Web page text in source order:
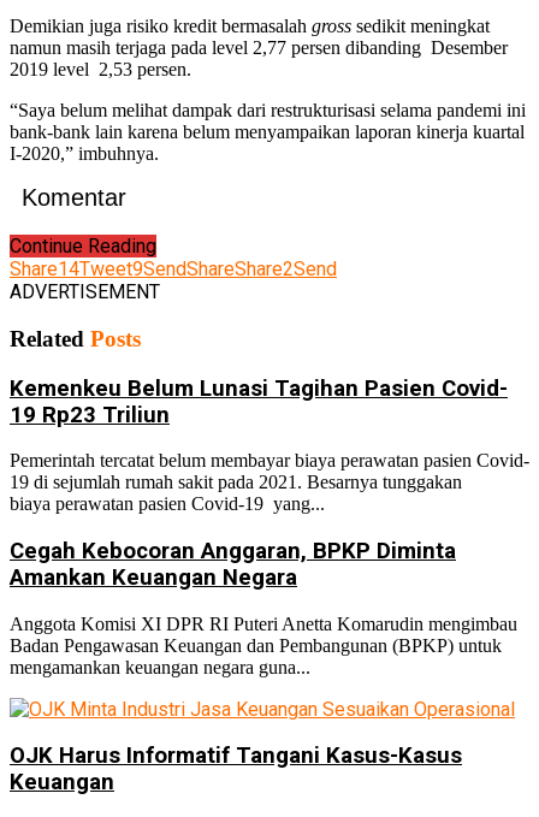
Demikian juga risiko kredit bermasalah gross sedikit meningkat
namun masih terjaga pada level 2,77 persen dibanding Desember
2019 level 2,53 persen.
“Saya belum melihat dampak dari restrukturisasi selama pandemi ini
bank-bank lain karena belum menyampaikan laporan kinerja kuartal
I-2020,” imbuhnya.
Komentar
Continue Reading
Share14Tweet9SendShareShare2Send
ADVERTISEMENT
Related Posts
Kemenkeu Belum Lunasi Tagihan Pasien Covid-
19 Rp23 Triliun
Pemerintah tercatat belum membayar biaya perawatan pasien Covid-
19 di sejumlah rumah sakit pada 2021. Besarnya tunggakan
biaya perawatan pasien Covid-19 yang...
Cegah Kebocoran Anggaran, BPKP Diminta
Amankan Keuangan Negara
Anggota Komisi XI DPR RI Puteri Anetta Komarudin mengimbau
Badan Pengawasan Keuangan dan Pembangunan (BPKP) untuk
mengamankan keuangan negara guna...
OJK Harus Informatif Tangani Kasus-Kasus
Keuangan